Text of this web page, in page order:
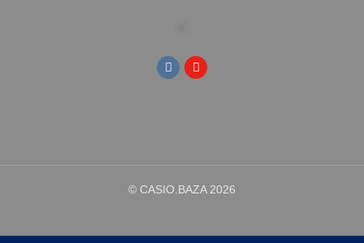
© CASIO.BAZA 2026